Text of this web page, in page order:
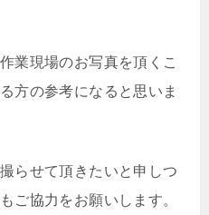
業現場のお写真を頂くこ
方の参考になると思いま
らせて頂きたいと申しつ
ご協力をお願いします。